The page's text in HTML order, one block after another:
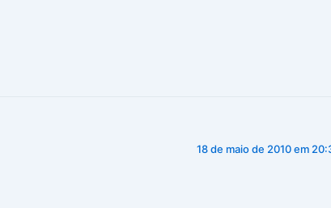
18 de maio de 2010 em